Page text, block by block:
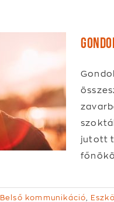
jutott
Belső kommunikáció